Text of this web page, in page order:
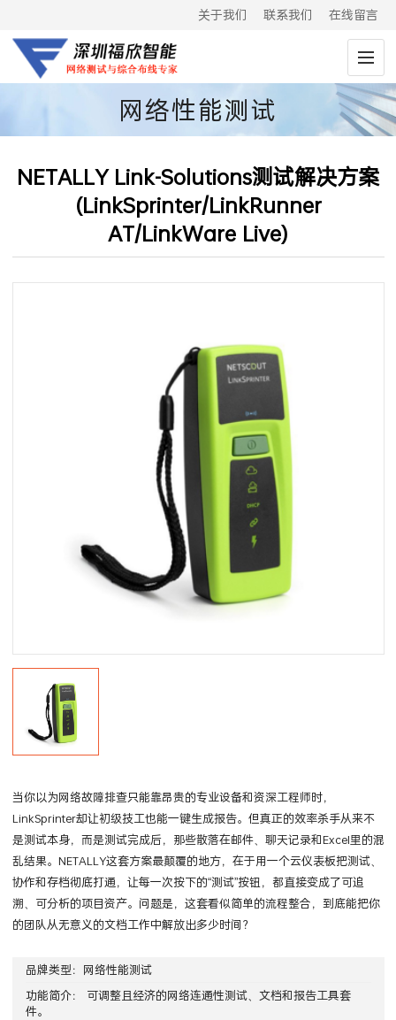
关于我们 联系我们 在线留言
网络性能测试
NETALLY Link-Solutions测试解决方案
(LinkSprinter/LinkRunner
AT/LinkWare Live)
当你以为网络故障排查只能靠昂贵的专业设备和资深工程师时，
LinkSprinter却让初级技工也能一键生成报告。但真正的效率杀手从来不
是测试本身，而是测试完成后，那些散落在邮件、聊天记录和Excel里的混
乱结果。NETALLY这套方案最颠覆的地方，在于用一个云仪表板把测试、
协作和存档彻底打通，让每一次按下的“测试”按钮，都直接变成了可追
溯、可分析的项目资产。问题是，这套看似简单的流程整合，到底能把你
的团队从无意义的文档工作中解放出多少时间？
品牌类型： 网络性能测试
功能简介： 可调整且经济的网络连通性测试、文档和报告工具套
件。